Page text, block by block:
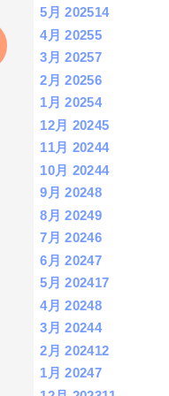
5月 202514
4月 20255
3月 20257
2月 20256
1月 20254
12月 20245
11月 20244
10月 20244
9月 20248
8月 20249
7月 20246
6月 20247
5月 202417
4月 20248
3月 20244
2月 202412
1月 20247